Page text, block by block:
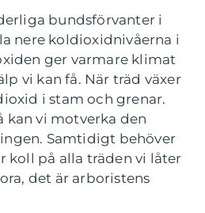
bundsförvanter i
nere koldioxidnivåerna i
ger varmare klimat
vi kan få. När träd växer
i stam och grenar.
kan vi motverka den
Samtidigt behöver
koll på alla träden vi låter
det är arboristens